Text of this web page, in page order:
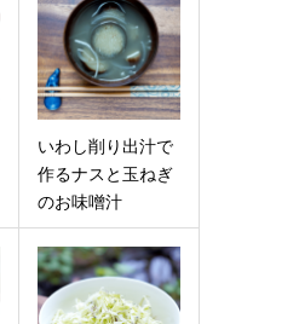
いわし削り出汁で
作るナスと玉ねぎ
のお味噌汁